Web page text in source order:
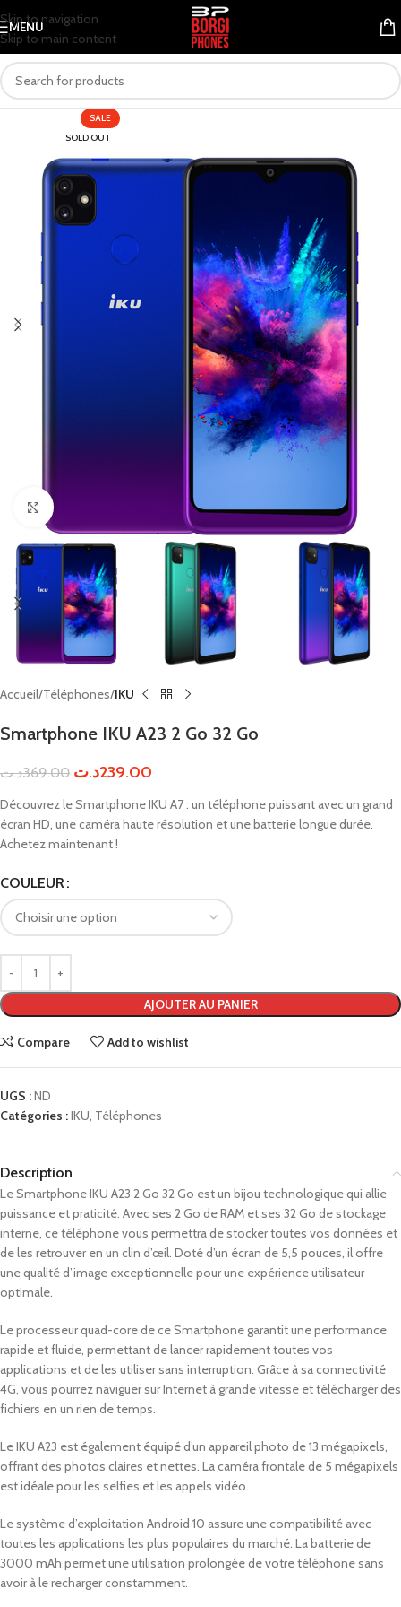
Skip to navigation
Skip to main content
MENU
SALE
SOLD OUT
Click to enlarge
Accueil Téléphones IKU
Smartphone IKU A23 2 Go 32 Go
369.00د.ت 239.00د.ت
Découvrez le Smartphone IKU A7 : un téléphone puissant avec un grand
écran HD, une caméra haute résolution et une batterie longue durée.
Achetez maintenant !
COULEUR
AJOUTER AU PANIER
Compare Add to wishlist
UGS :ND
Catégories :IKU, Téléphones
Description
Le Smartphone IKU A23 2 Go 32 Go est un bijou technologique qui allie
puissance et praticité. Avec ses 2 Go de RAM et ses 32 Go de stockage
interne, ce téléphone vous permettra de stocker toutes vos données et
de les retrouver en un clin d’œil. Doté d’un écran de 5,5 pouces, il offre
une qualité d’image exceptionnelle pour une expérience utilisateur
optimale.
Le processeur quad-core de ce Smartphone garantit une performance
rapide et fluide, permettant de lancer rapidement toutes vos
applications et de les utiliser sans interruption. Grâce à sa connectivité
4G, vous pourrez naviguer sur Internet à grande vitesse et télécharger des
fichiers en un rien de temps.
Le IKU A23 est également équipé d’un appareil photo de 13 mégapixels,
offrant des photos claires et nettes. La caméra frontale de 5 mégapixels
est idéale pour les selfies et les appels vidéo.
Le système d’exploitation Android 10 assure une compatibilité avec
toutes les applications les plus populaires du marché. La batterie de
3000 mAh permet une utilisation prolongée de votre téléphone sans
avoir à le recharger constamment.